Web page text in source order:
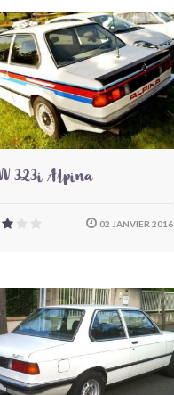
323i Alpina
02 JANVIER 2016